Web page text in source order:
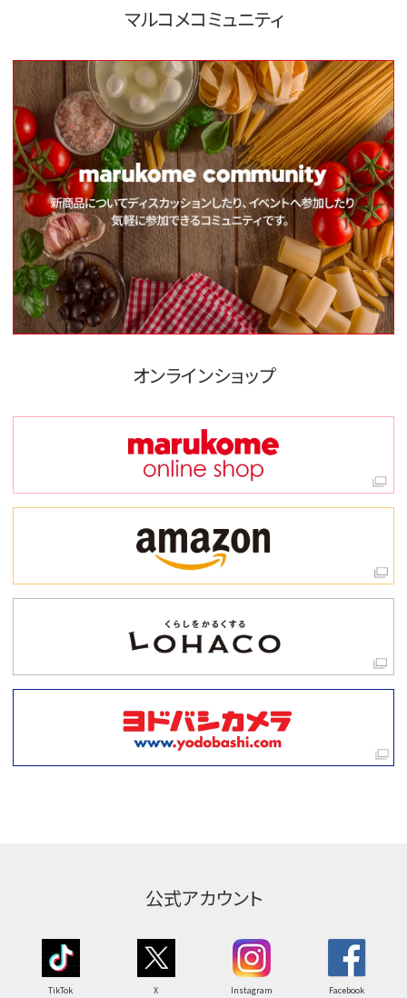
マルコメコミュニティ
オンラインショップ
公式アカウント
TikTok X Instagram Facebook